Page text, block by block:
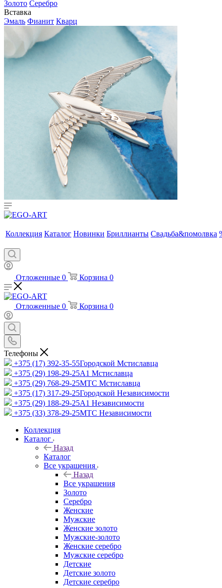
Золото Серебро
Вставка
Эмаль Фианит Кварц
Коллекция Каталог Новинки Бриллианты Свадьба&помолвка
Отложенные 0 Корзина 0
Отложенные 0 Корзина 0
Телефоны
+375 (17) 392-35-55Городской Мстиславца
+375 (29) 198-29-25A1 Мстиславца
+375 (29) 768-29-25МТС Мстиславца
+375 (17) 317-29-25Городской Независимости
+375 (29) 188-29-25A1 Независимости
+375 (33) 378-29-25МТС Независимости
Коллекция
Каталог
Назад
Каталог
Все украшения
Назад
Все украшения
Золото
Серебро
Женские
Мужские
Женские золото
Мужские-золото
Женские серебро
Мужские серебро
Детские
Детские золото
Детские серебро